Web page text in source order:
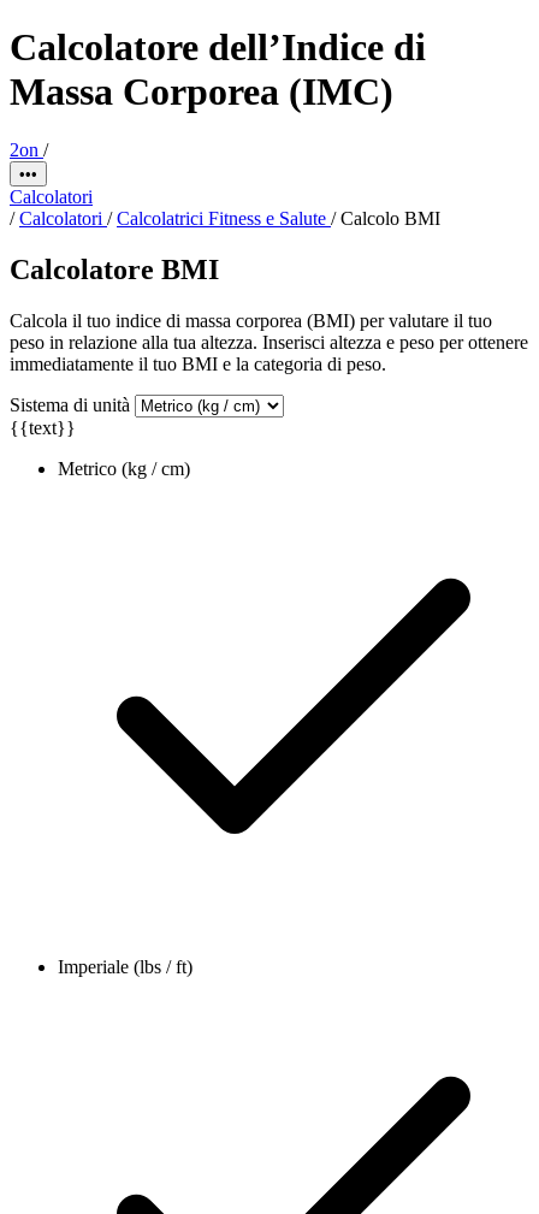
Calcolatore dell’Indice di
Massa Corporea (IMC)
2on /
•••
Calcolatori
/ Calcolatori / Calcolatrici Fitness e Salute / Calcolo BMI
Calcolatore BMI
Calcola il tuo indice di massa corporea (BMI) per valutare il tuo
peso in relazione alla tua altezza. Inserisci altezza e peso per ottenere
immediatamente il tuo BMI e la categoria di peso.
Sistema di unità
{{text}}
Metrico (kg / cm)
Imperiale (lbs / ft)